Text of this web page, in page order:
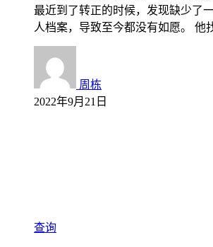
最近到了转正的时候，发现缺少了
人档案，导致至今都没有如愿。 他
周栋
2022年9月21日
查询